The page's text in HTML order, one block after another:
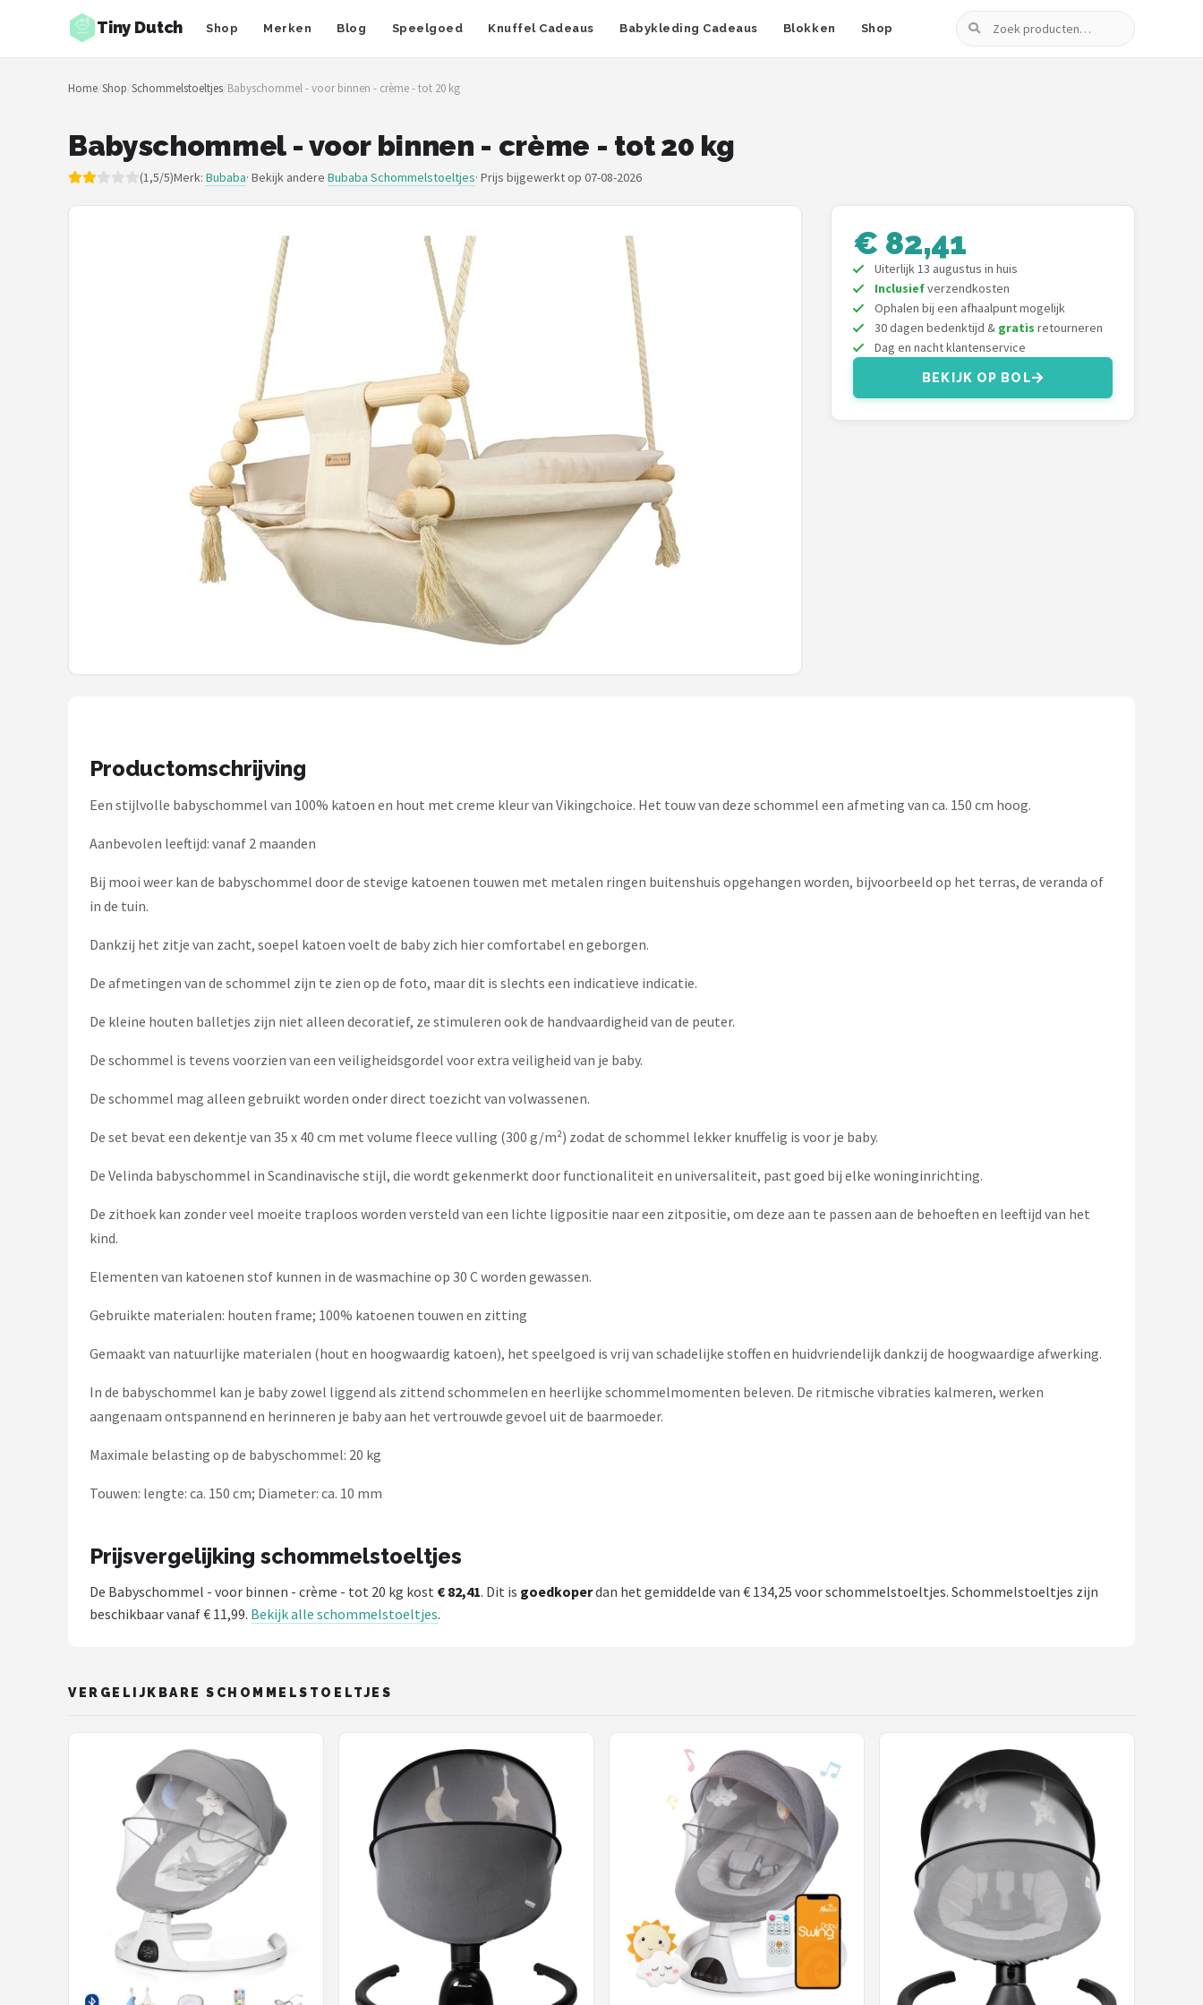
Tiny Dutch Shop Merken Blog Speelgoed Knuffel Cadeaus Babykleding Cadeaus Blokken Shop
Zoeken
Zoeken
NAVIGATIE
Merken
Soft Touch
Done by Deer
Alle merken →
Home/Shop/Schommelstoeltjes/Babyschommel - voor binnen - crème - tot 20 kg
Babyschommel - voor binnen - crème - tot 20 kg
(1,5/5)Merk: Bubaba· Bekijk andere Bubaba Schommelstoeltjes· Prijs bijgewerkt op 07-08-2026
€ 82,41
Uiterlijk 13 augustus in huis
Inclusiefverzendkosten
Ophalen bij een afhaalpunt mogelijk
30 dagen bedenktijd & gratis retourneren
Dag en nacht klantenservice
BEKIJK OP BOL
Productomschrijving
Een stijlvolle babyschommel van 100% katoen en hout met creme kleur van Vikingchoice. Het touw van deze schommel een afmeting van ca. 150 cm hoog.
Aanbevolen leeftijd: vanaf 2 maanden
Bij mooi weer kan de babyschommel door de stevige katoenen touwen met metalen ringen buitenshuis opgehangen worden, bijvoorbeeld op het terras, de veranda of
in de tuin.
Dankzij het zitje van zacht, soepel katoen voelt de baby zich hier comfortabel en geborgen.
De afmetingen van de schommel zijn te zien op de foto, maar dit is slechts een indicatieve indicatie.
De kleine houten balletjes zijn niet alleen decoratief, ze stimuleren ook de handvaardigheid van de peuter.
De schommel is tevens voorzien van een veiligheidsgordel voor extra veiligheid van je baby.
De schommel mag alleen gebruikt worden onder direct toezicht van volwassenen.
De set bevat een dekentje van 35 x 40 cm met volume fleece vulling (300 g/m²) zodat de schommel lekker knuffelig is voor je baby.
De Velinda babyschommel in Scandinavische stijl, die wordt gekenmerkt door functionaliteit en universaliteit, past goed bij elke woninginrichting.
De zithoek kan zonder veel moeite traploos worden versteld van een lichte ligpositie naar een zitpositie, om deze aan te passen aan de behoeften en leeftijd van het
kind.
Elementen van katoenen stof kunnen in de wasmachine op 30 C worden gewassen.
Gebruikte materialen: houten frame; 100% katoenen touwen en zitting
Gemaakt van natuurlijke materialen (hout en hoogwaardig katoen), het speelgoed is vrij van schadelijke stoffen en huidvriendelijk dankzij de hoogwaardige afwerking.
In de babyschommel kan je baby zowel liggend als zittend schommelen en heerlijke schommelmomenten beleven. De ritmische vibraties kalmeren, werken
aangenaam ontspannend en herinneren je baby aan het vertrouwde gevoel uit de baarmoeder.
Maximale belasting op de babyschommel: 20 kg
Touwen: lengte: ca. 150 cm; Diameter: ca. 10 mm
Prijsvergelijking schommelstoeltjes
De Babyschommel - voor binnen - crème - tot 20 kg kost € 82,41. Dit is goedkoperdan het gemiddelde van € 134,25 voor schommelstoeltjes. Schommelstoeltjes zijn
beschikbaar vanaf € 11,99. Bekijk alle schommelstoeltjes.
VERGELIJKBARE SCHOMMELSTOELTJES